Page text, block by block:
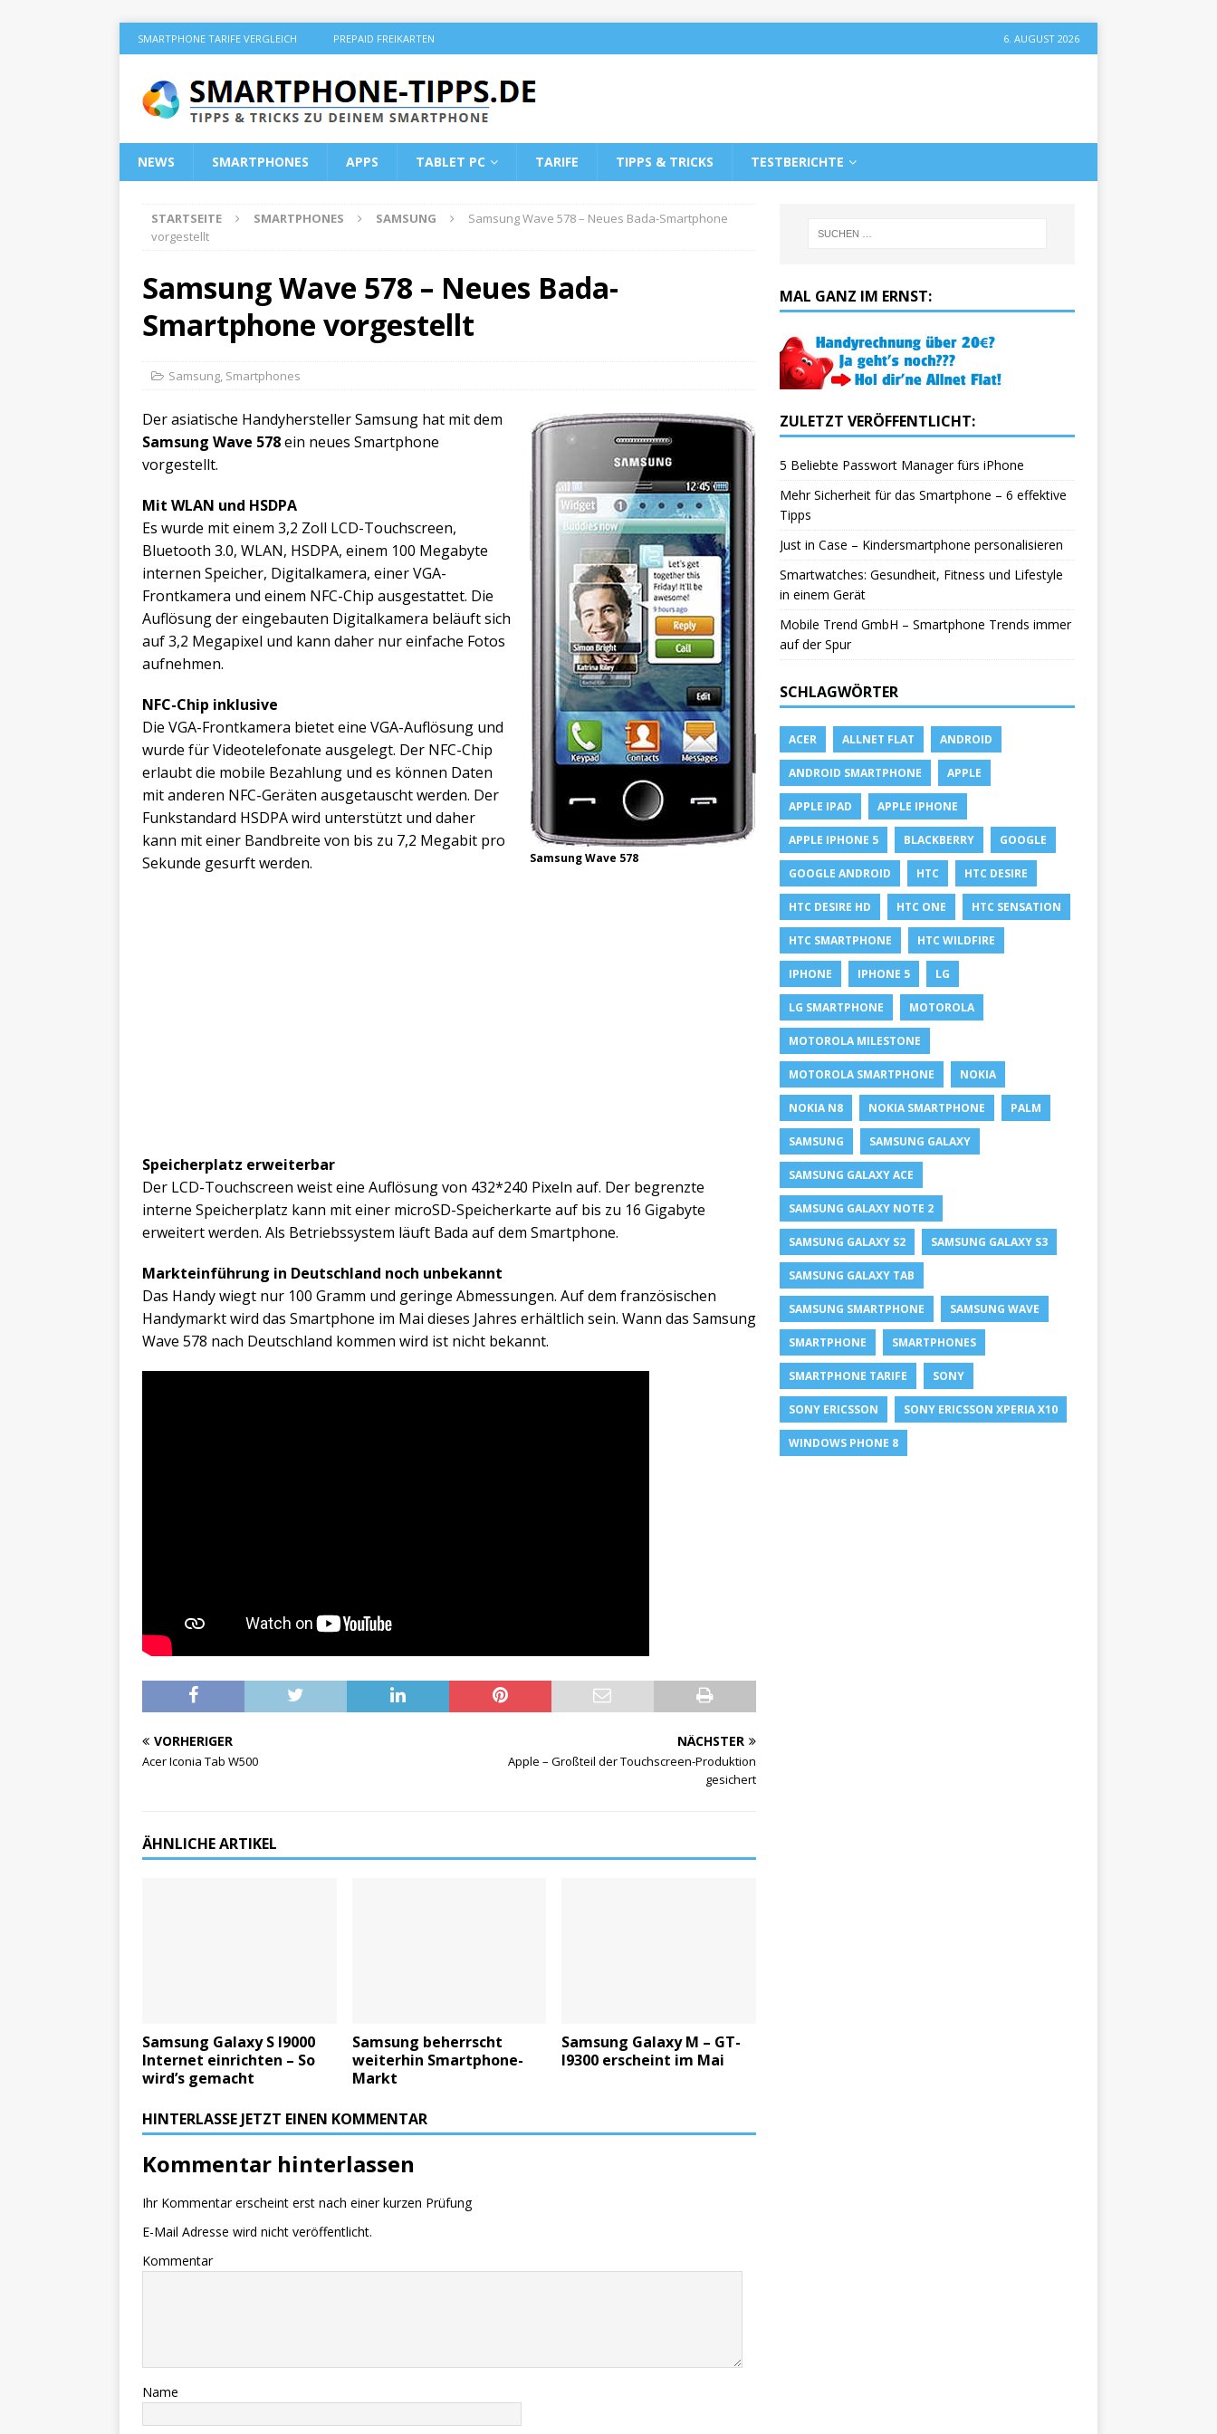
SMARTPHONE TARIFE VERGLEICH PREPAID FREIKARTEN 6. AUGUST 2026
NEWS SMARTPHONES APPS TABLET PC TARIFE TIPPS & TRICKS TESTBERICHTE
STARTSEITE SMARTPHONES SAMSUNG
Samsung Wave 578 – Neues Bada-Smartphone
vorgestellt
Samsung Wave 578 – Neues Bada-
Smartphone vorgestellt
Samsung, Smartphones
Samsung Wave 578
Der asiatische Handyhersteller Samsung hat mit dem
Samsung Wave 578ein neues Smartphone
vorgestellt.
Mit WLAN und HSDPA
Es wurde mit einem 3,2 Zoll LCD-Touchscreen,
Bluetooth 3.0, WLAN, HSDPA, einem 100 Megabyte
internen Speicher, Digitalkamera, einer VGA-
Frontkamera und einem NFC-Chip ausgestattet. Die
Auflösung der eingebauten Digitalkamera beläuft sich
auf 3,2 Megapixel und kann daher nur einfache Fotos
aufnehmen.
NFC-Chip inklusive
Die VGA-Frontkamera bietet eine VGA-Auflösung und
wurde für Videotelefonate ausgelegt. Der NFC-Chip
erlaubt die mobile Bezahlung und es können Daten
mit anderen NFC-Geräten ausgetauscht werden. Der
Funkstandard HSDPA wird unterstützt und daher
kann mit einer Bandbreite von bis zu 7,2 Megabit pro
Sekunde gesurft werden.
Speicherplatz erweiterbar
Der LCD-Touchscreen weist eine Auflösung von 432*240 Pixeln auf. Der begrenzte
interne Speicherplatz kann mit einer microSD-Speicherkarte auf bis zu 16 Gigabyte
erweitert werden. Als Betriebssystem läuft Bada auf dem Smartphone.
Markteinführung in Deutschland noch unbekannt
Das Handy wiegt nur 100 Gramm und geringe Abmessungen. Auf dem französischen
Handymarkt wird das Smartphone im Mai dieses Jahres erhältlich sein. Wann das Samsung
Wave 578 nach Deutschland kommen wird ist nicht bekannt.
VORHERIGER
Acer Iconia Tab W500
NÄCHSTER
Apple – Großteil der Touchscreen-Produktion
gesichert
ÄHNLICHE ARTIKEL
Samsung Galaxy S I9000
Internet einrichten – So
wird’s gemacht
Samsung beherrscht
weiterhin Smartphone-
Markt
Samsung Galaxy M – GT-
I9300 erscheint im Mai
HINTERLASSE JETZT EINEN KOMMENTAR
Kommentar hinterlassen
Ihr Kommentar erscheint erst nach einer kurzen Prüfung
E-Mail Adresse wird nicht veröffentlicht.
Kommentar
Name
MAL GANZ IM ERNST:
ZULETZT VERÖFFENTLICHT:
5 Beliebte Passwort Manager fürs iPhone
Mehr Sicherheit für das Smartphone – 6 effektive
Tipps
Just in Case – Kindersmartphone personalisieren
Smartwatches: Gesundheit, Fitness und Lifestyle
in einem Gerät
Mobile Trend GmbH – Smartphone Trends immer
auf der Spur
SCHLAGWÖRTER
ACER ALLNET FLAT ANDROID
ANDROID SMARTPHONE APPLE
APPLE IPAD APPLE IPHONE
APPLE IPHONE 5 BLACKBERRY GOOGLE
GOOGLE ANDROID HTC HTC DESIRE
HTC DESIRE HD HTC ONE HTC SENSATION
HTC SMARTPHONE HTC WILDFIRE
IPHONE IPHONE 5 LG
LG SMARTPHONE MOTOROLA
MOTOROLA MILESTONE
MOTOROLA SMARTPHONE NOKIA
NOKIA N8 NOKIA SMARTPHONE PALM
SAMSUNG SAMSUNG GALAXY
SAMSUNG GALAXY ACE
SAMSUNG GALAXY NOTE 2
SAMSUNG GALAXY S2 SAMSUNG GALAXY S3
SAMSUNG GALAXY TAB
SAMSUNG SMARTPHONE SAMSUNG WAVE
SMARTPHONE SMARTPHONES
SMARTPHONE TARIFE SONY
SONY ERICSSON SONY ERICSSON XPERIA X10
WINDOWS PHONE 8